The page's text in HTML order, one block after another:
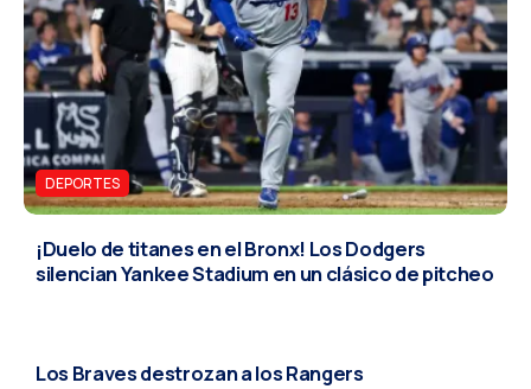
DEPORTES
¡Duelo de titanes en el Bronx! Los Dodgers
silencian Yankee Stadium en un clásico de pitcheo
Los Braves destrozan a los Rangers